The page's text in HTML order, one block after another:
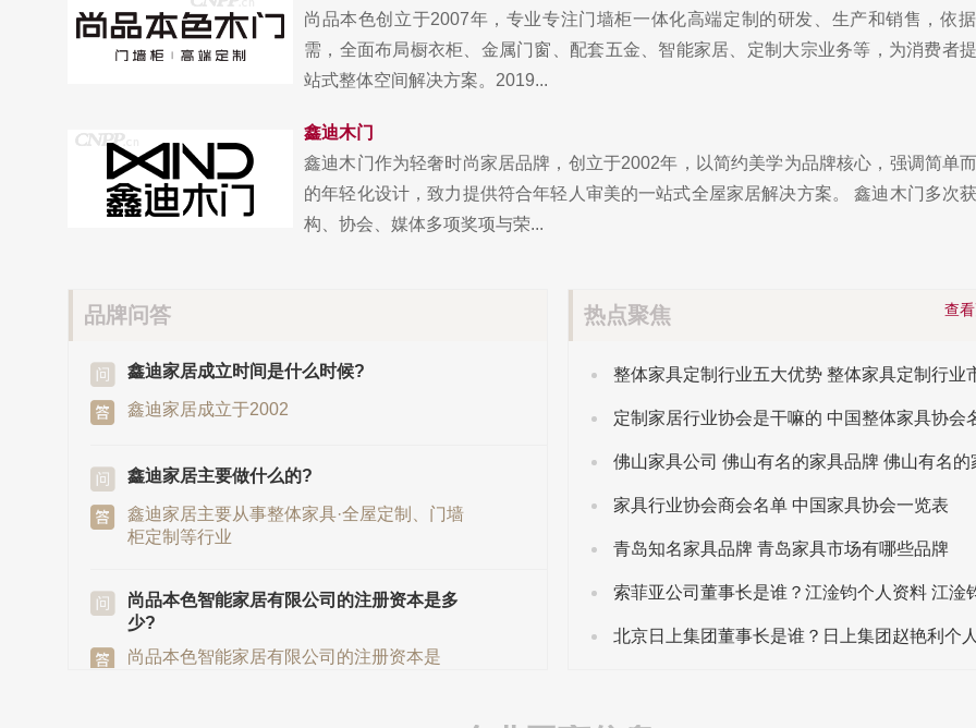
尚品本色创立于2007年，专业专注门墙柜一体化高端定制的研发、生产和销售，依
需，全面布局橱衣柜、金属门窗、配套五金、智能家居、定制大宗业务等，为消费者
站式整体空间解决方案。2019...
鑫迪木门
鑫迪木门作为轻奢时尚家居品牌，创立于2002年，以简约美学为品牌核心，强调简单
的年轻化设计，致力提供符合年轻人审美的一站式全屋家居解决方案。 鑫迪木门多次
构、协会、媒体多项奖项与荣...
品牌问答
鑫迪家居成立时间是什么时候?
鑫迪家居成立于2002
鑫迪家居主要做什么的?
鑫迪家居主要从事整体家具·全屋定制、门墙
柜定制等行业
尚品本色智能家居有限公司的注册资本是多
少?
尚品本色智能家居有限公司的注册资本是
查
热点聚焦
定制家居行业协会是干嘛的 中国整体家具协会
家具行业协会商会名单 中国家具协会一览表
青岛知名家具品牌 青岛家具市场有哪些品牌